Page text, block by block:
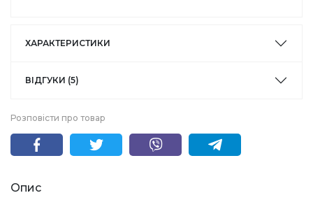
ХАРАКТЕРИСТИКИ
ВІДГУКИ (5)
Розповісти про товар
Опис